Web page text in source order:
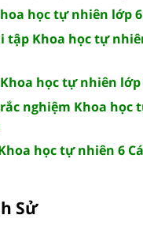
học tự nhiên lớp
tập Khoa học tự
học tự nhiên lớp
nghiệm Khoa học
học tự nhiên 6
Sử